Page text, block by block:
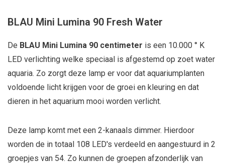
BLAU Mini Lumina 90 Fresh Water
De BLAU Mini Lumina 90 centimeter is een 10.000 ° K
LED verlichting welke speciaal is afgestemd op zoet water
aquaria. Zo zorgt deze lamp er voor dat aquariumplanten
voldoende licht krijgen voor de groei en kleuring en dat
dieren in het aquarium mooi worden verlicht.
Deze lamp komt met een 2-kanaals dimmer. Hierdoor
worden de in totaal 108 LED's verdeeld en aangestuurd in 2
groepjes van 54. Zo kunnen de groepen afzonderlijk van